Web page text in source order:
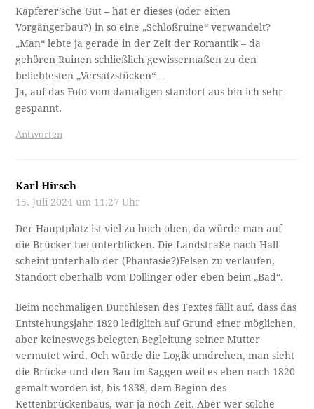
Kapferer’sche Gut – hat er dieses (oder einen
Vorgängerbau?) in so eine „Schloßruine“ verwandelt?
„Man“ lebte ja gerade in der Zeit der Romantik – da
gehören Ruinen schließlich gewissermaßen zu den
beliebtesten „Versatzstücken“…
Ja, auf das Foto vom damaligen standort aus bin ich sehr
gespannt.
Antworten
Karl Hirsch
15. Juli 2024 um 11:27 Uhr
Der Hauptplatz ist viel zu hoch oben, da würde man auf
die Brücker herunterblicken. Die Landstraße nach Hall
scheint unterhalb der (Phantasie?)Felsen zu verlaufen,
Standort oberhalb vom Dollinger oder eben beim „Bad“.
Beim nochmaligen Durchlesen des Textes fällt auf, dass das
Entstehungsjahr 1820 lediglich auf Grund einer möglichen,
aber keineswegs belegten Begleitung seiner Mutter
vermutet wird. Och würde die Logik umdrehen, man sieht
die Brücke und den Bau im Saggen weil es eben nach 1820
gemalt worden ist, bis 1838, dem Beginn des
Kettenbrückenbaus, war ja noch Zeit. Aber wer solche